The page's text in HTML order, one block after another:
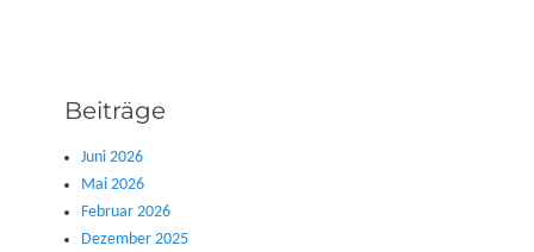
Beiträge
Juni 2026
Mai 2026
Februar 2026
Dezember 2025